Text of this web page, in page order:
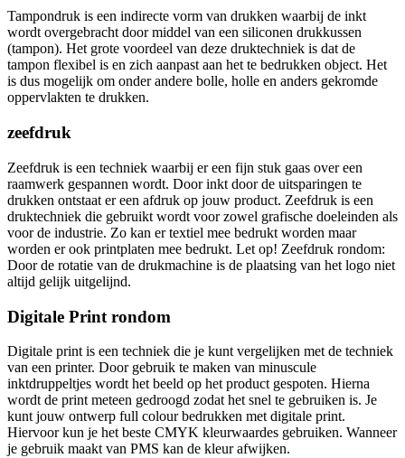
Tampondruk is een indirecte vorm van drukken waarbij de inkt
wordt overgebracht door middel van een siliconen drukkussen
(tampon). Het grote voordeel van deze druktechniek is dat de
tampon flexibel is en zich aanpast aan het te bedrukken object. Het
is dus mogelijk om onder andere bolle, holle en anders gekromde
oppervlakten te drukken.
zeefdruk
Zeefdruk is een techniek waarbij er een fijn stuk gaas over een
raamwerk gespannen wordt. Door inkt door de uitsparingen te
drukken ontstaat er een afdruk op jouw product. Zeefdruk is een
druktechniek die gebruikt wordt voor zowel grafische doeleinden als
voor de industrie. Zo kan er textiel mee bedrukt worden maar
worden er ook printplaten mee bedrukt. Let op! Zeefdruk rondom:
Door de rotatie van de drukmachine is de plaatsing van het logo niet
altijd gelijk uitgelijnd.
Digitale Print rondom
Digitale print is een techniek die je kunt vergelijken met de techniek
van een printer. Door gebruik te maken van minuscule
inktdruppeltjes wordt het beeld op het product gespoten. Hierna
wordt de print meteen gedroogd zodat het snel te gebruiken is. Je
kunt jouw ontwerp full colour bedrukken met digitale print.
Hiervoor kun je het beste CMYK kleurwaardes gebruiken. Wanneer
je gebruik maakt van PMS kan de kleur afwijken.